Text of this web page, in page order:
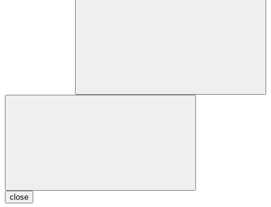
close